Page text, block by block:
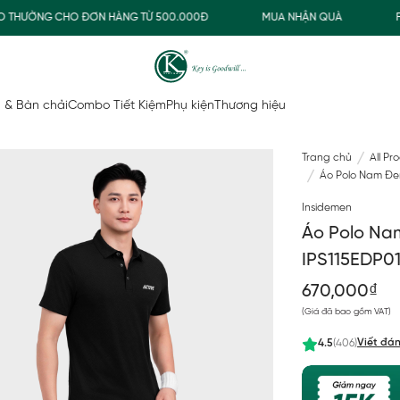
CHO ĐƠN HÀNG TỪ 500.000Đ MUA NHẬN QUÀ
& Bàn chảiCombo Tiết KiệmPhụ kiện Thương hiệu
Trang chủ
All
Áo Polo Nam
Insidemen
Áo Polo
IPS115EDP01
670,000₫
(Giá đã bao gồm VAT)
4.5(406)Viết